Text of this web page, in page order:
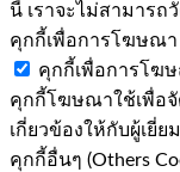
นี้ เราจะไม่สามารถ
คุกกี้เพื่อการโฆษณา
คุกกี้เพื่อการโฆษ
คุกกี้โฆษณาใช้เพื่อ
เกี่ยวข้องให้กับผู้เยี่ย
คุกกี้อื่นๆ (Others